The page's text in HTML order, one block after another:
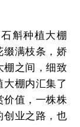
斛种植大棚
缀满枝条，娇
棚之间，细致
棚内汇集了
价值，一株株
创业之路，也